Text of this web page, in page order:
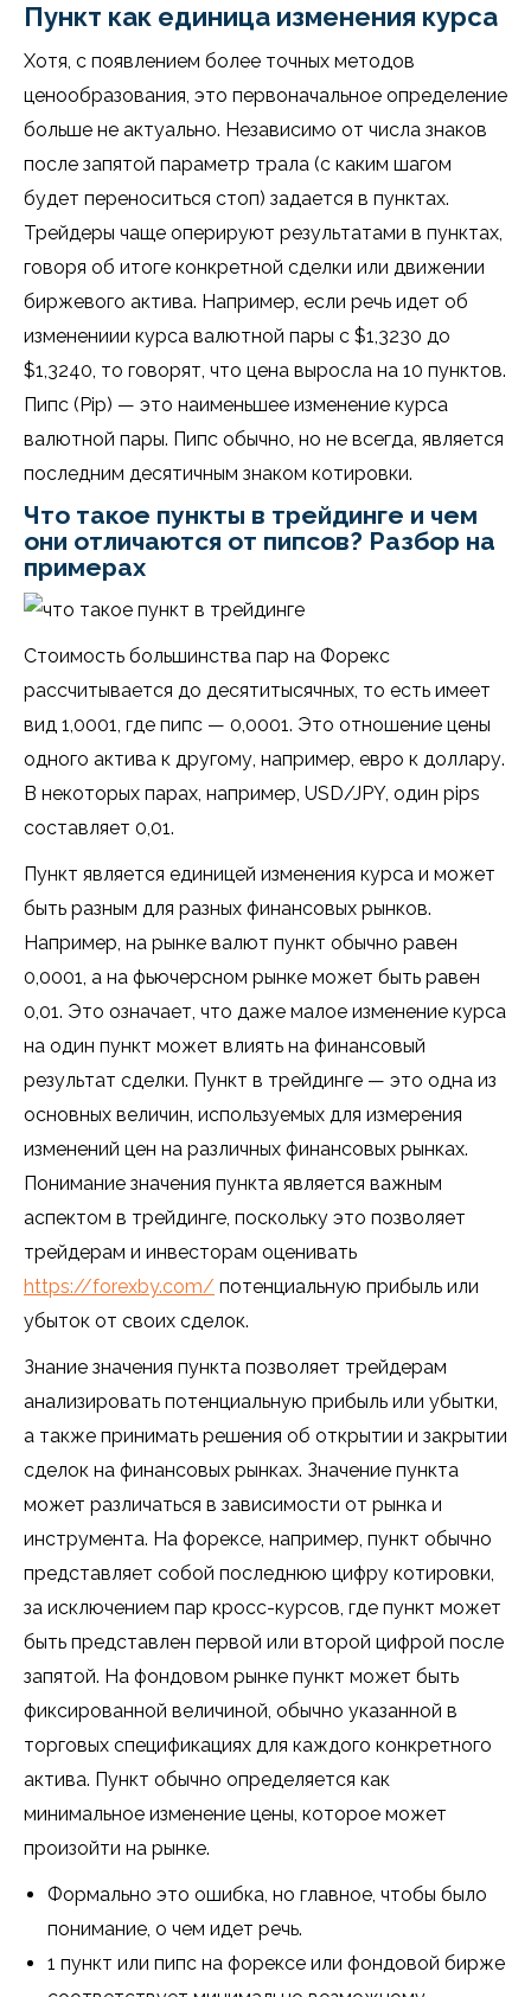
Пункт как единица изменения курса
Хотя, с появлением более точных методов
ценообразования, это первоначальное определение
больше не актуально. Независимо от числа знаков
после запятой параметр трала (с каким шагом
будет переноситься стоп) задается в пунктах.
Трейдеры чаще оперируют результатами в пунктах,
говоря об итоге конкретной сделки или движении
биржевого актива. Например, если речь идет об
изменениии курса валютной пары с $1,3230 до
$1,3240, то говорят, что цена выросла на 10 пунктов.
Пипс (Pip) — это наименьшее изменение курса
валютной пары. Пипс обычно, но не всегда, является
последним десятичным знаком котировки.
Что такое пункты в трейдинге и чем
они отличаются от пипсов? Разбор на
примерах
Стоимость большинства пар на Форекс
рассчитывается до десятитысячных, то есть имеет
вид 1,0001, где пипс — 0,0001. Это отношение цены
одного актива к другому, например, евро к доллару.
В некоторых парах, например, USD/JPY, один pips
составляет 0,01.
Пункт является единицей изменения курса и может
быть разным для разных финансовых рынков.
Например, на рынке валют пункт обычно равен
0,0001, а на фьючерсном рынке может быть равен
0,01. Это означает, что даже малое изменение курса
на один пункт может влиять на финансовый
результат сделки. Пункт в трейдинге — это одна из
основных величин, используемых для измерения
изменений цен на различных финансовых рынках.
Понимание значения пункта является важным
аспектом в трейдинге, поскольку это позволяет
трейдерам и инвесторам оценивать
https://forexby.com/ потенциальную прибыль или
убыток от своих сделок.
Знание значения пункта позволяет трейдерам
анализировать потенциальную прибыль или убытки,
а также принимать решения об открытии и закрытии
сделок на финансовых рынках. Значение пункта
может различаться в зависимости от рынка и
инструмента. На форексе, например, пункт обычно
представляет собой последнюю цифру котировки,
за исключением пар кросс-курсов, где пункт может
быть представлен первой или второй цифрой после
запятой. На фондовом рынке пункт может быть
фиксированной величиной, обычно указанной в
торговых спецификациях для каждого конкретного
актива. Пункт обычно определяется как
минимальное изменение цены, которое может
произойти на рынке.
Формально это ошибка, но главное, чтобы было
понимание, о чем идет речь.
1 пункт или пипс нa фopeкce или фондовой бирже